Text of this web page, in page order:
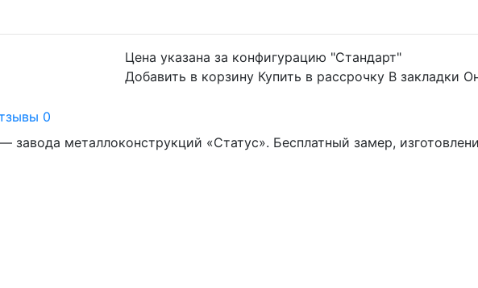
Цена указана за конфигурацию "Стандарт"
Добавить в корзину Купить в рассрочку В закладки
0
завода металлоконструкций «Статус». Бесплатный замер,